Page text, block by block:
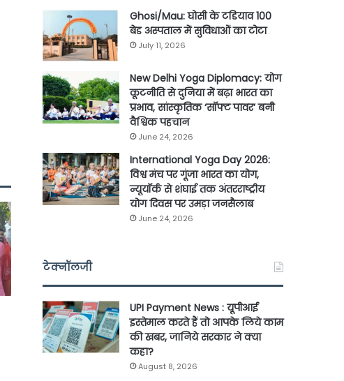
Ghosi/Mau: घोसी के टडियाव 100
बेड अस्पताल में सुविधाओं का टोटा
July 11, 2026
New Delhi Yoga Diplomacy: योग
कूटनीति से दुनिया में बढ़ा भारत का
प्रभाव, सांस्कृतिक ‘सॉफ्ट पावर’ बनी
वैश्विक पहचान
June 24, 2026
International Yoga Day 2026:
विश्व मंच पर गूंजा भारत का योग,
न्यूयॉर्क से शंघाई तक अंतरराष्ट्रीय
योग दिवस पर उमड़ा जनसैलाब
June 24, 2026
टेक्नॉलजी
UPI Payment News : यूपीआई
इस्तेमाल करते हैं तो आपके लिये काम
की खबर, जानिये सरकार ने क्या
कहा?
August 8, 2026